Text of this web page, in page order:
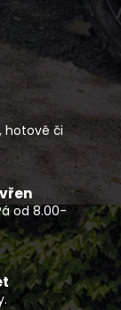
hotově či
od 8.00-